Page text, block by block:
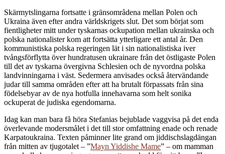
Skärmytslingarna fortsatte i gränsområdena mellan Polen och
Ukraina även efter andra världskrigets slut. Det som börjat som
fientligheter mitt under tyskarnas ockupation mellan ukrainska och
polska nationalister kom att fortsätta ytterligare ett antal år. Den
kommunistiska polska regeringen lät i sin nationalistiska iver
tvångsförflytta över hundratusen ukrainare från det östligaste Polen
till det av tyskarna övergivna Schlesien och de nyvordna polska
landvinningarna i väst. Sedermera anvisades också återvändande
judar till samma områden efter att ha brutalt förpassats från sina
födelsebyar av de nya hotfulla innehavarna som helt sonika
ockuperat de judiska egendomarna.
Idag kan man bara få höra Stefanias bejublade vaggvisa på det enda
överlevande modersmålet i det till stor omfattning enade och renade
Karpatoukraina. Texten påminner lite grand om jiddischslagdängan
från mitten av tjugotalet – ”Mayn Yiddishe Mame” – om mamman